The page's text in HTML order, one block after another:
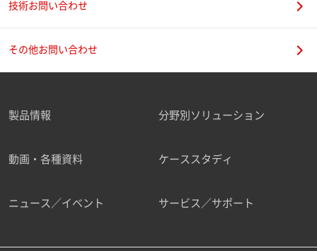
技術お問い合わせ
その他お問い合わせ
製品情報 分野別ソリューション
動画・各種資料 ケーススタディ
ニュース／イベント サービス／サポート